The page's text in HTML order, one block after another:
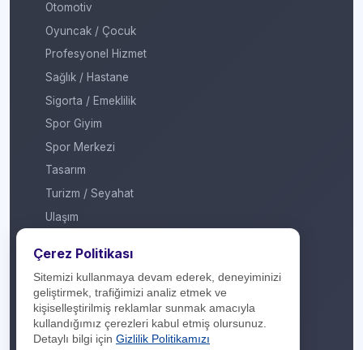
Otomotiv
Oyuncak / Çocuk
Profesyonel Hizmet
Sağlık / Hastane
Sigorta / Emeklilik
Spor Giyim
Spor Merkezi
Tasarım
Turizm / Seyahat
Ulaşım
Yurt Dışı / Duty Free
Hakkımızda
Çerez Politikası
Sitemizi kullanmaya devam ederek, deneyiminizi
geliştirmek, trafiğimizi analiz etmek ve
kişiselleştirilmiş reklamlar sunmak amacıyla
kullandığımız çerezleri kabul etmiş olursunuz.
Detaylı bilgi için Gizlilik Politikamızı